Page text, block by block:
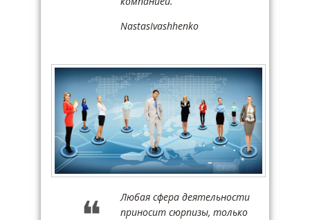
NastasIvashhenko
Любая сфера деятельности
приносит сюрпизы, только